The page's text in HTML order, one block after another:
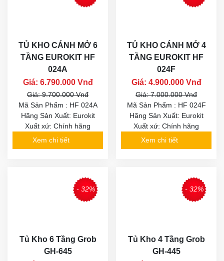
TỦ KHO CÁNH MỞ 6
TẦNG EUROKIT HF
024A
Giá: 6.790.000 Vnđ
Giá: 9.700.000 Vnđ
Mã Sản Phẩm : HF 024A
Hãng Sản Xuất: Eurokit
Xuất xứ: Chính hãng
Xem chi tiết
TỦ KHO CÁNH MỞ 4
TẦNG EUROKIT HF
024F
Giá: 4.900.000 Vnđ
Giá: 7.000.000 Vnđ
Mã Sản Phẩm : HF 024F
Hãng Sản Xuất: Eurokit
Xuất xứ: Chính hãng
Xem chi tiết
- 32%
Tủ Kho 6 Tầng Grob
GH-645
- 32%
Tủ Kho 4 Tầng Grob
GH-445